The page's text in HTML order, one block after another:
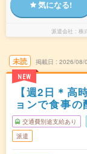
気になる!
派遣会社 株
未読
NEW
掲載日 2026/08/
【週2日＊高
ョンで食事
交通費別途支給あり
派遣